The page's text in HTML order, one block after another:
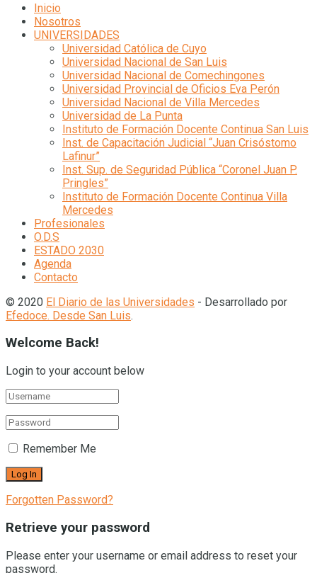
Inicio
Nosotros
UNIVERSIDADES
Universidad Católica de Cuyo
Universidad Nacional de San Luis
Universidad Nacional de Comechingones
Universidad Provincial de Oficios Eva Perón
Universidad Nacional de Villa Mercedes
Universidad de La Punta
Instituto de Formación Docente Continua San Luis
Inst. de Capacitación Judicial “Juan Crisóstomo
Lafinur”
Inst. Sup. de Seguridad Pública “Coronel Juan P.
Pringles”
Instituto de Formación Docente Continua Villa
Mercedes
Profesionales
O.D.S
ESTADO 2030
Agenda
Contacto
© 2020 El Diario de las Universidades - Desarrollado por
Efedoce. Desde San Luis.
Welcome Back!
Login to your account below
Remember Me
Forgotten Password?
Retrieve your password
Please enter your username or email address to reset your
password.